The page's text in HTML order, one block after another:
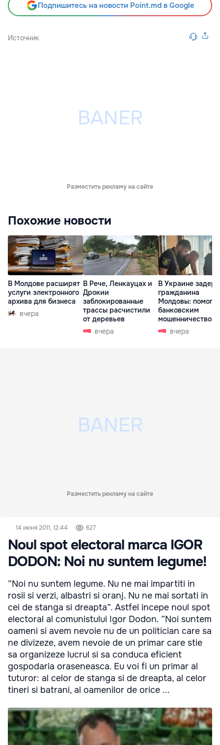
Подпишитесь на новости Point.md в Google
Источник
Разместить рекламу на сайте
Похожие новости
В Молдове расширят
услуги электронного
архива для бизнеса
вчера
В Рече, Ленкауцах и
Дрокии
заблокированные
трассы расчистили
от деревьев
вчера
В Украине
гражданина
Молдовы:
банковским
мошенничеством
Чехиивчера
Разместить рекламу на сайте
14 июня 2011, 12:44 627
Noul spot electoral marca IGOR
DODON: Noi nu suntem legume!
”Noi nu suntem legume. Nu ne mai impartiti in
rosii si verzi, albastri si oranj. Nu ne mai sortati in
cei de stanga si dreapta”. Astfel incepe noul spot
electoral al comunistului Igor Dodon. ”Noi suntem
oameni si avem nevoie nu de un politician care sa
ne divizeze, avem nevoie de un primar care stie
sa organizeze lucrul si sa conduca eficient
gospodaria oraseneasca. Eu voi fi un primar al
tuturor: al celor de stanga si de dreapta, al celor
tineri si batrani, al oamenilor de orice ...